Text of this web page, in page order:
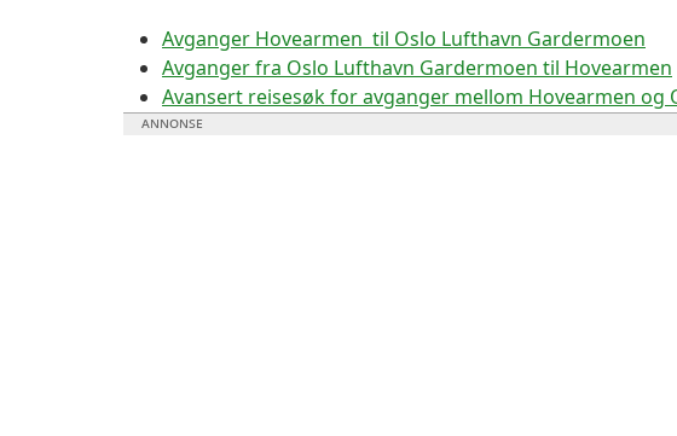
Avganger Hovearmen til Oslo Lufthavn Gardermoen
Avganger fra Oslo Lufthavn Gardermoen til Hovearmen
Avansert reisesøk for avganger mellom Hovearmen og